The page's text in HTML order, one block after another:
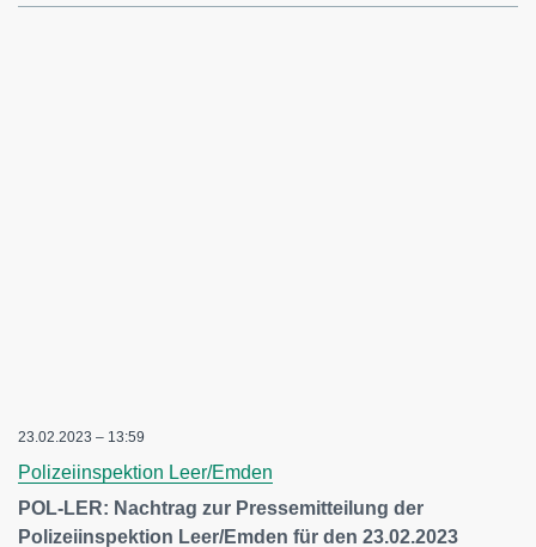
23.02.2023 – 13:59
Polizeiinspektion Leer/Emden
POL-LER: Nachtrag zur Pressemitteilung der
Polizeiinspektion Leer/Emden für den 23.02.2023